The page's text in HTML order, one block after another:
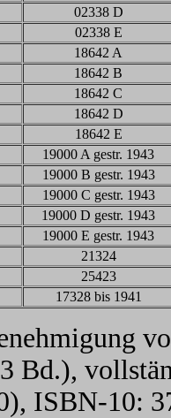
02338 D
02338 E
18642 A
18642 B
18642 C
18642 D
18642 E
19000 A gestr. 1943
19000 B gestr. 1943
19000 C gestr. 1943
19000 D gestr. 1943
19000 E gestr. 1943
21324
25423
17328 bis 1941
Bd.),
ISBN-10: